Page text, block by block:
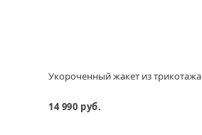
Укороченный жакет из трикотажа
14 990 руб.